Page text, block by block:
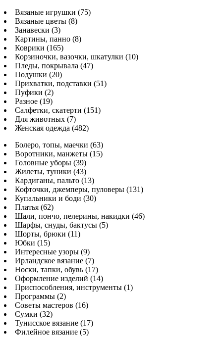
Вязаные игрушки (75)
Вязаные цветы (8)
Занавески (3)
Картины, панно (8)
Коврики (165)
Корзиночки, вазочки, шкатулки (10)
Пледы, покрывала (47)
Подушки (20)
Прихватки, подставки (51)
Пуфики (2)
Разное (19)
Салфетки, скатерти (151)
Для животных (7)
Женская одежда (482)
Болеро, топы, маечки (63)
Воротники, манжеты (15)
Головные уборы (39)
Жилеты, туники (43)
Кардиганы, пальто (13)
Кофточки, джемперы, пуловеры (131)
Купальники и боди (30)
Платья (62)
Шали, пончо, пелерины, накидки (46)
Шарфы, снуды, бактусы (5)
Шорты, брюки (11)
Юбки (15)
Интересные узоры (9)
Ирландское вязание (7)
Носки, тапки, обувь (17)
Оформление изделий (14)
Приспособления, инструменты (1)
Программы (2)
Советы мастеров (16)
Сумки (32)
Тунисское вязание (17)
Филейное вязание (5)